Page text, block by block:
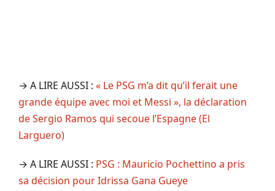
→ A LIRE AUSSI : « Le PSG m’a dit qu’il ferait une
grande équipe avec moi et Messi », la déclaration
de Sergio Ramos qui secoue l’Espagne (El
Larguero)
→ A LIRE AUSSI : PSG : Mauricio Pochettino a pris
sa décision pour Idrissa Gana Gueye